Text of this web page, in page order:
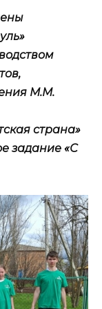
М.М.
страна»
задание «С